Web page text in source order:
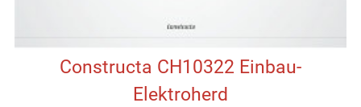
Constructa CH10322 Einbau-
Elektroherd